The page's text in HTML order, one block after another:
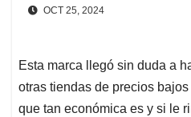
OCT 25, 2024
Esta marca llegó sin duda a
otras tiendas de precios
que tan económica es y si le